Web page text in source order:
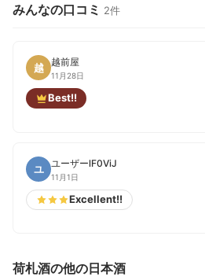
みんなの口コミ 2件
越 越前屋
11月28日
Best!!
ユ ユーザーlF0ViJ
11月1日
Excellent!!
荷札酒の他の日本酒